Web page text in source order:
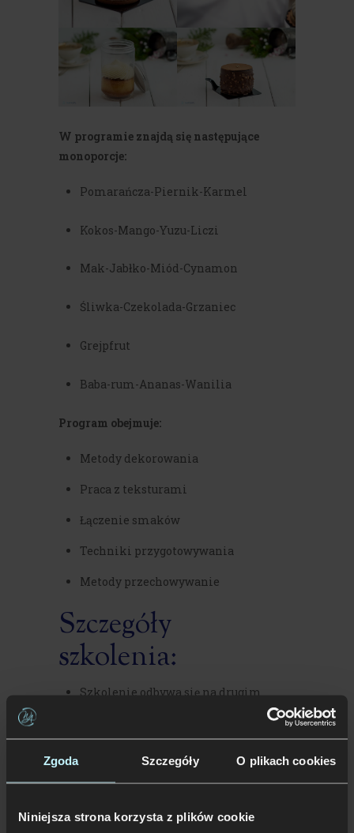
Zgoda Szczegóły O plikach cookies
Niniejsza strona korzysta z plików cookie
W programie znajdą się następujące
monoporcje:
Pomarańcza-Piernik-Karmel
Kokos-Mango-Yuzu-Liczi
Mak-Jabłko-Miód-Cynamon
Śliwka-Czekolada-Grzaniec
Grejpfrut
Baba-rum-Ananas-Wanilia
Program obejmuje:
Metody dekorowania
Praca z teksturami
Łączenie smaków
Techniki przygotowywania
Metody przechowywanie
Szczegóły
szkolenia:
Szkolenie odbywa się na drugim
zobacz jak
wszystkie materiały, przestronnej,
Zapewniamyparking,wszelkie